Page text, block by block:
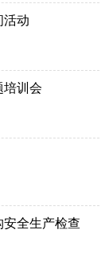
活动
培训会
全生产检查